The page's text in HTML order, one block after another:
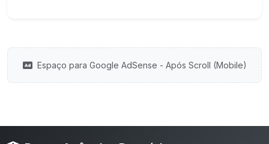
Espaço para Google AdSense - Após Scroll (Mobile)